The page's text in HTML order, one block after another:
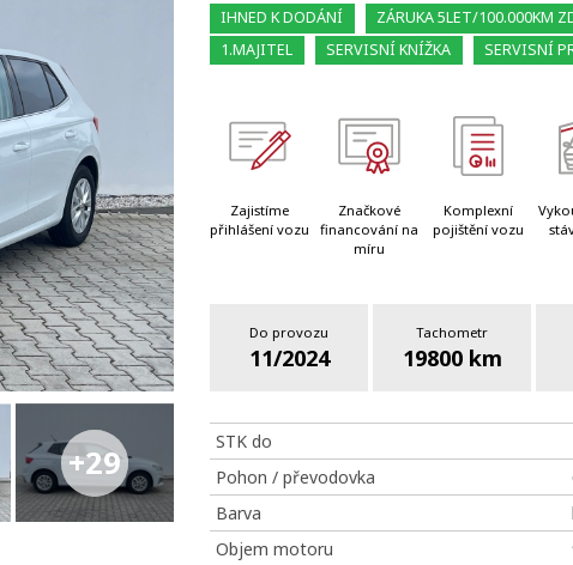
IHNED K DODÁNÍ ZÁRUKA 5LET/100.000KM
1.MAJITEL
SERVISNÍ KNÍŽKA SERVISNÍ
+29
Zajistíme
přihlášení vozu
Značkové
financování na
míru
Komplexní
pojištění vozu
Do provozu
11/2024
Tachometr
19800 km
STK do
Pohon / převodovka
Barva
Objem motoru